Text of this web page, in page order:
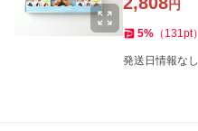
円
5% （ 131pt）
発送日情報なし